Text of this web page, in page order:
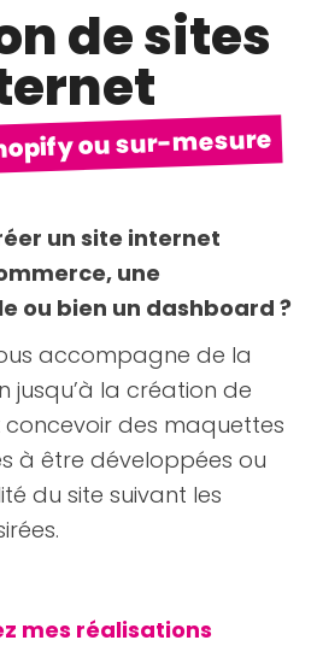
de sites
ou sur-mesure
un site internet
une
ou bien un dashboard ?
accompagne de la
jusqu’à la création de
concevoir des maquettes
à être développées ou
du site suivant les
mes réalisations